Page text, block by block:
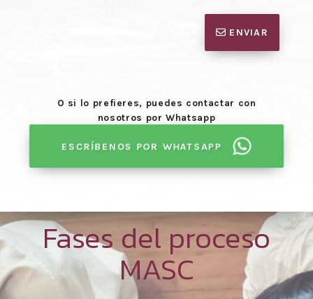
ENVIAR
O si lo prefieres, puedes contactar con
nosotros por Whatsapp
ESCRÍBENOS POR WHATSAPP
Fases del proceso
MASC